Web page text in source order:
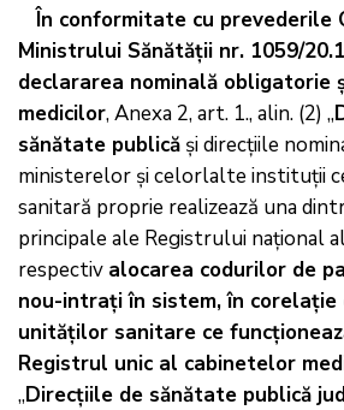
În conformitate cu prevederile
Ministrului Sănătăţii nr. 1059/
declararea nominală obligatorie
medicilor, Anexa 2, art. 1., alin. (2) „
sănătate publică şi direcţiile
ministerelor şi celorlalte instituţii
sanitară proprie realizează una
principale ale Registrului naţional
respectiv alocarea codurilor de
nou-intraţi în sistem, în corelaţie
unităţilor sanitare ce
Registrul unic al cabinetelor
„Direcţiile de sănătate publică